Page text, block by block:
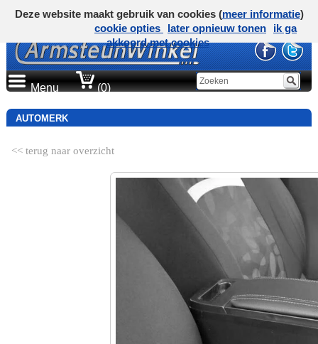
Menu (0)
AUTOMERK
<< terug naar overzicht
Deze website maakt gebruik van cookies (meer informatie)
cookie opties
later opnieuw tonen
ik ga
akkoord met cookies